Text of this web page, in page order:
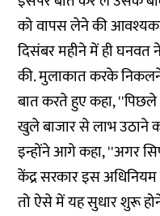
को वापस लेने की
दिसंबर महीने में ही घनवत
की. मुलाकात करके
बात करते हुएकहा, ''पिछले
खुले बाजार से लाभ उठाने
इन्होंने आगे कहा, ''अगर
केंद्र सरकार इस
तो ऐसे में यह सुधार शुरू